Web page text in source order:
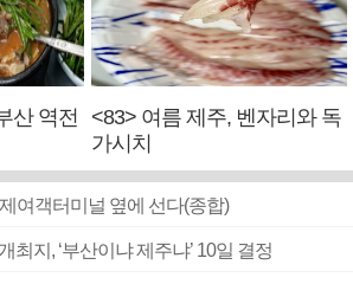
산 역전
<83> 여름 제주, 벤자리와 독
가시치
여객터미널 옆에 선다(종합)
최지, ‘부산이냐 제주냐’ 10일 결정